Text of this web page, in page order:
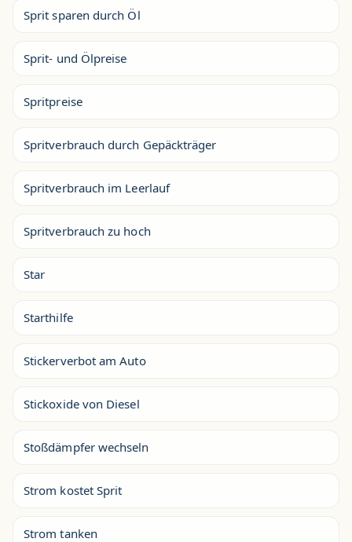
Sprit sparen durch Öl
Sprit- und Ölpreise
Spritpreise
Spritverbrauch durch Gepäckträger
Spritverbrauch im Leerlauf
Spritverbrauch zu hoch
Star
Starthilfe
Stickerverbot am Auto
Stickoxide von Diesel
Stoßdämpfer wechseln
Strom kostet Sprit
Strom tanken